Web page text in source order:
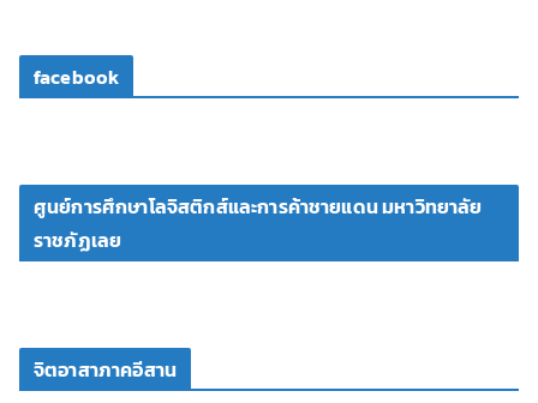
facebook
ศูนย์การศึกษาโลจิสติกส์และการค้าชายแดน มหาวิทยาลัย
ราชภัฏเลย
จิตอาสาภาคอีสาน